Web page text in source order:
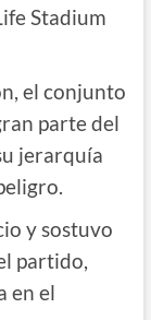
Stadium
el conjunto
parte del
jerarquía
y sostuvo
partido,
en el